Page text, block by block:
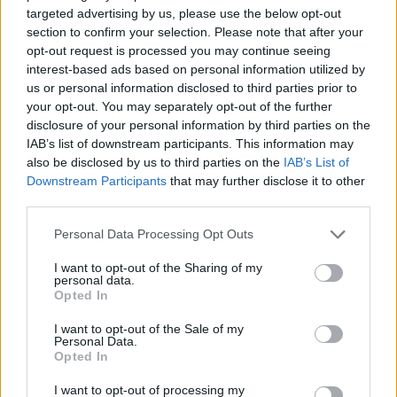
targeted advertising by us, please use the below opt-out
section to confirm your selection. Please note that after your
opt-out request is processed you may continue seeing
interest-based ads based on personal information utilized by
us or personal information disclosed to third parties prior to
your opt-out. You may separately opt-out of the further
disclosure of your personal information by third parties on the
IAB’s list of downstream participants. This information may
also be disclosed by us to third parties on the IAB’s List of
Downstream Participants that may further disclose it to other
Please note that this website/app uses one or more Google
not limited to your visit or usage behaviour. You may click to
grant or deny consent to Google and its third-party tags to
use your data for below specified purposes in below Google
consent section.
Personal Data Processing Opt Outs
I want to opt-out of the Sharing of my
personal data.
Opted In
I want to opt-out of the Sale of my
Personal Data.
Opted In
I want to opt-out of processing my
o
k
p
p
NOTIZIE RECENTI
Eventi in Gallura, da Jovanotti alla zuppa
gallurese: gli appuntamenti da non perdere
Lettini e arredi abusivi sulla spiaggia libera,
sequestri a Olbia e Arzachena
È morto Francesco Guccini, il maestro che
rifiutò la Costa Smeralda
utenti
Migliori agenzie per l’Attestazione SOA in Italia: